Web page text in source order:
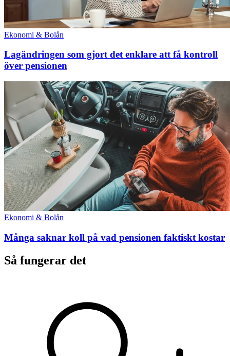
Ekonomi & Bolån
Lagändringen som gjort det enklare att få kontroll
över pensionen
Ekonomi & Bolån
Många saknar koll på vad pensionen faktiskt kostar
Så fungerar det